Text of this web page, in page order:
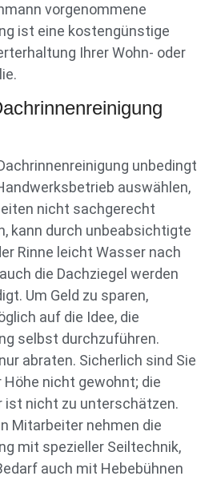
vorgenommene
ist eine kostengünstige
Ihrer Wohn- oder
unbedingt
auswählen,
nicht sachgerecht
kann durch unbeabsichtigte
Rinne leicht Wasser nach
die Dachziegel werden
Um Geld zu sparen,
auf die Idee, die
selbst durchzuführen.
abraten. Sicherlich sind Sie
nicht gewohnt; die
ist nicht zu unterschätzen.
Mitarbeiter nehmen die
mit spezieller Seiltechnik,
auch mit Hebebühnen